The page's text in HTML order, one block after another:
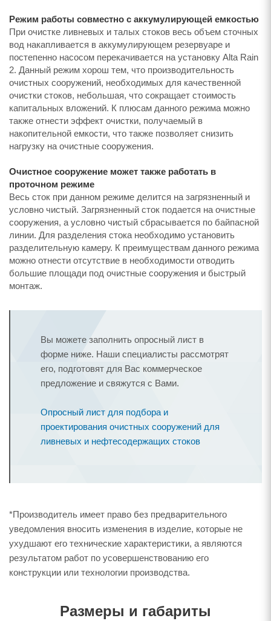
Режим работы совместно с аккумулирующей емкостью
При очистке ливневых и талых стоков весь объем сточных
вод накапливается в аккумулирующем резервуаре и
постепенно насосом перекачивается на установку Alta Rain
2. Данный режим хорош тем, что производительность
очистных сооружений, необходимых для качественной
очистки стоков, небольшая, что сокращает стоимость
капитальных вложений. К плюсам данного режима можно
также отнести эффект очистки, получаемый в
накопительной емкости, что также позволяет снизить
нагрузку на очистные сооружения.
Очистное сооружение может также работать в
проточном режиме
Весь сток при данном режиме делится на загрязненный и
условно чистый. Загрязненный сток подается на очистные
сооружения, а условно чистый сбрасывается по байпасной
линии. Для разделения стока необходимо установить
разделительную камеру. К преимуществам данного режима
можно отнести отсутствие в необходимости отводить
большие площади под очистные сооружения и быстрый
монтаж.
Вы можете заполнить опросный лист в
форме ниже. Наши специалисты рассмотрят
его, подготовят для Вас коммерческое
предложение и свяжутся с Вами.
Опросный лист для подбора и
проектирования очистных сооружений для
ливневых и нефтесодержащих стоков
*Производитель имеет право без предварительного
уведомления вносить изменения в изделие, которые не
ухудшают его технические характеристики, а являются
результатом работ по усовершенствованию его
конструкции или технологии производства.
Размеры и габариты